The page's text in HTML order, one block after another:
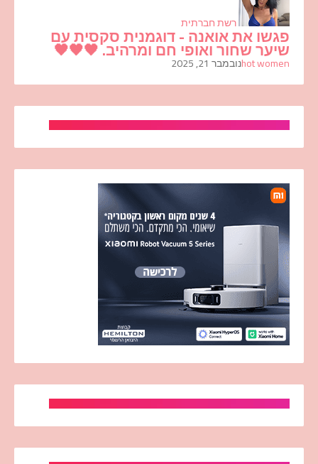
רשת חברתית
פגשו את אואנה - דוגמנית סקסית עם
שיער שחור ואופי חם ומרהיב. 🖤🖤🖤
hot womenנובמבר 21, 2025